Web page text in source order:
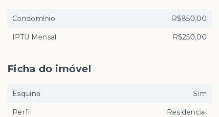
Condomínio R$850,00
IPTU Mensal R$250,00
Ficha do imóvel
Esquina Sim
Perfil Residencial